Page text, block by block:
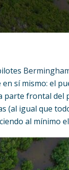
sí mismo: el
parte frontal
(al igual que
al mínimo